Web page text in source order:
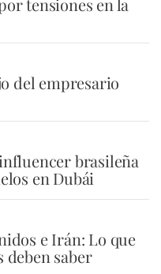
del empresario
brasileña
en Dubái
e Irán: Lo que
deben saber